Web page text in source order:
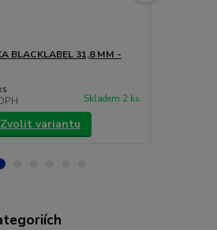
BLACKLABEL 31,8 MM -
Skladem 2 ks
Zvolit variantu